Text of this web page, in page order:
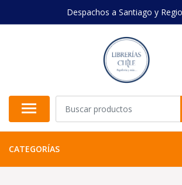
Despachos a Santiago y
CATEGORÍAS